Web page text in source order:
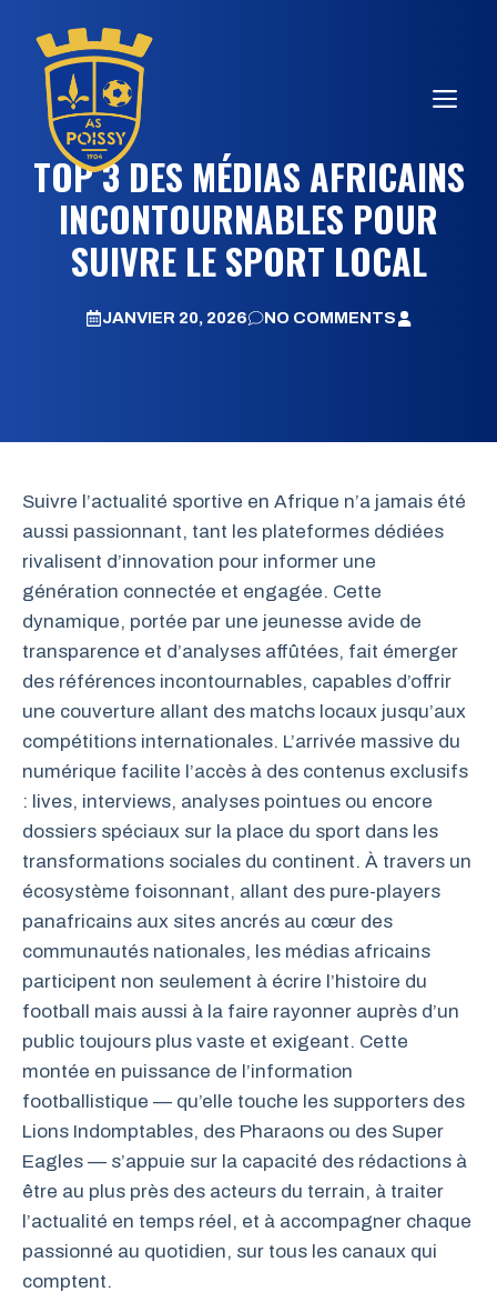
contenu
TOP 3 DES MÉDIAS AFRICAINS
INCONTOURNABLES POUR
SUIVRE LE SPORT LOCAL
JANVIER 20, 2026 NO COMMENTS
Suivre l’actualité sportive en Afrique n’a jamais été
aussi passionnant, tant les plateformes dédiées
rivalisent d’innovation pour informer une
génération connectée et engagée. Cette
dynamique, portée par une jeunesse avide de
transparence et d’analyses affûtées, fait émerger
des références incontournables, capables d’offrir
une couverture allant des matchs locaux jusqu’aux
compétitions internationales. L’arrivée massive du
numérique facilite l’accès à des contenus exclusifs
: lives, interviews, analyses pointues ou encore
dossiers spéciaux sur la place du sport dans les
transformations sociales du continent. À travers un
écosystème foisonnant, allant des pure-players
panafricains aux sites ancrés au cœur des
communautés nationales, les médias africains
participent non seulement à écrire l’histoire du
football mais aussi à la faire rayonner auprès d’un
public toujours plus vaste et exigeant. Cette
montée en puissance de l’information
footballistique — qu’elle touche les supporters des
Lions Indomptables, des Pharaons ou des Super
Eagles — s’appuie sur la capacité des rédactions à
être au plus près des acteurs du terrain, à traiter
l’actualité en temps réel, et à accompagner chaque
passionné au quotidien, sur tous les canaux qui
comptent.